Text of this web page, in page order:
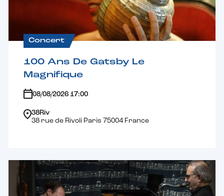
Concert
100 Ans De Gatsby Le
Magnifique
08/08/2026 17:00
38Riv
38 rue de Rivoli Paris 75004 France